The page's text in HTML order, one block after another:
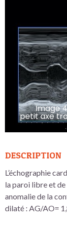
Image
petit axe
DESCRIPTION
L’échographie
la paroi libre et de
anomalie de la
dilaté : AG/AO=